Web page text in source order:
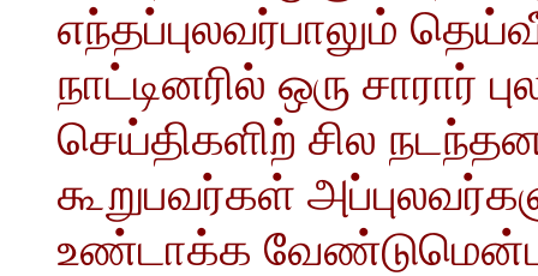
எந்தப்புலவர்பாலும்
நாட்டினரில் ஒரு சாரார்
செய்திகளிற் சில
கூறுபவர்கள்
உண்டாக்க